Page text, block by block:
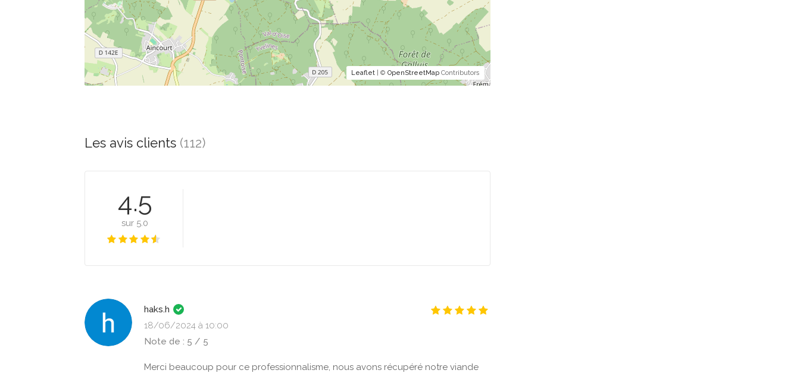
Leaflet| © OpenStreetMapContributors
Les avis clients (112)
4.5
sur 5.0
haks.h
18/06/2024 à 10:00
Note de : 5 / 5
Merci beaucoup pour ce professionnalisme, nous avons récupéré notre viande